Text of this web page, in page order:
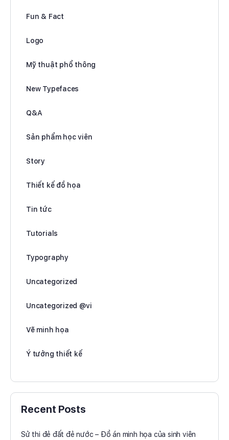
Fun & Fact
Logo
Mỹ thuật phổ thông
New Typefaces
Q&A
Sản phẩm học viên
Story
Thiết kế đồ họa
Tin tức
Tutorials
Typography
Uncategorized
Uncategorized @vi
Vẽ minh họa
Ý tưởng thiết kế
Recent Posts
Sử thi đẻ đất đẻ nước – Đồ án minh họa của sinh viên